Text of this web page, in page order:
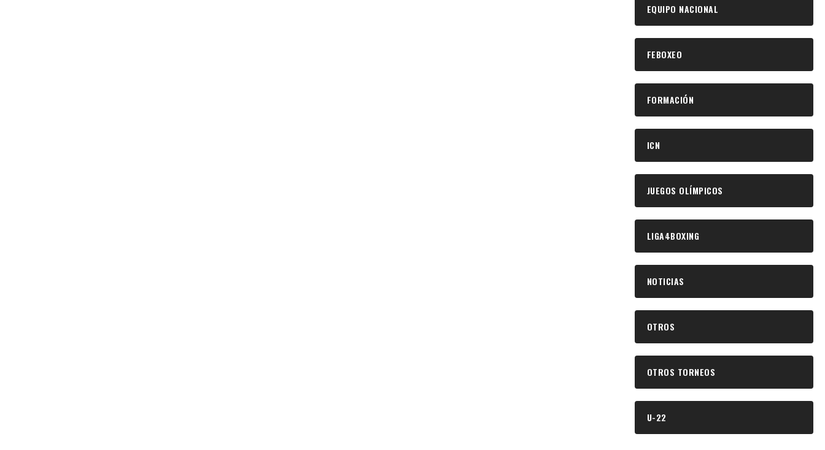
EQUIPO NACIONAL
FEBOXEO
FORMACIÓN
ICN
JUEGOS OLÍMPICOS
LIGA4BOXING
NOTICIAS
OTROS
OTROS TORNEOS
U-22